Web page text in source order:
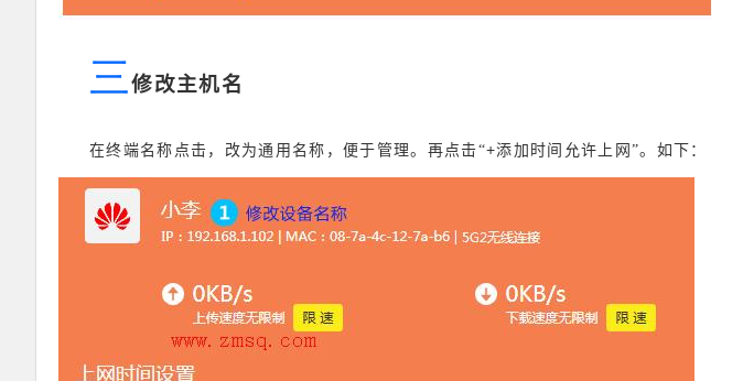
三修改主机名
在终端名称点击，改为通用名称，便于管理。再点击“+添加时间允许上网”。如下：